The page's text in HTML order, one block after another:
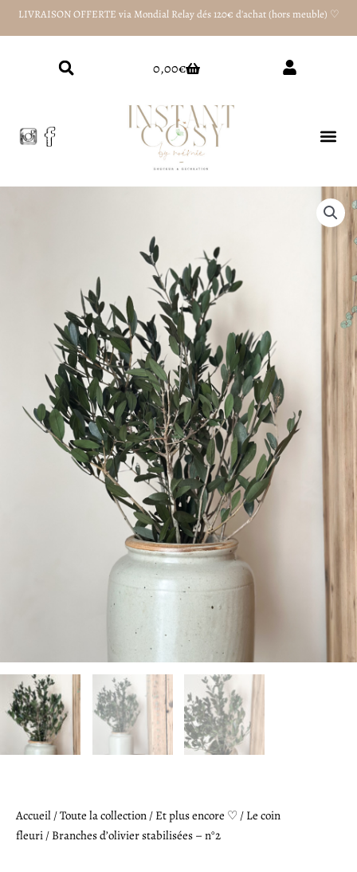
AllerLIVRAISON OFFERTE via Mondial Relay dés 120€ d'achat (hors meuble) ♡
0,00€Panier
Accueil /Toute la collection / Et plus encore ♡ / Le coin
fleuri / Branches d’olivier stabilisées – n°2